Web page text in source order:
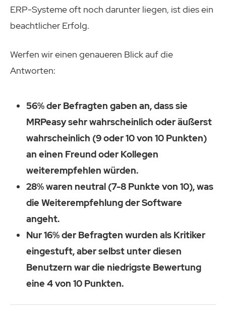
ERP-Systeme oft noch darunter liegen, ist dies ein
beachtlicher Erfolg.
Werfen wir einen genaueren Blick auf die
Antworten:
56% der Befragten gaben an, dass sie
MRPeasy sehr wahrscheinlich oder äußerst
wahrscheinlich (9 oder 10 von 10 Punkten)
an einen Freund oder Kollegen
weiterempfehlen würden.
28% waren neutral (7-8 Punkte von 10), was
die Weiterempfehlung der Software
angeht.
Nur 16% der Befragten wurden als Kritiker
eingestuft, aber selbst unter diesen
Benutzern war die niedrigste Bewertung
eine 4 von 10 Punkten.